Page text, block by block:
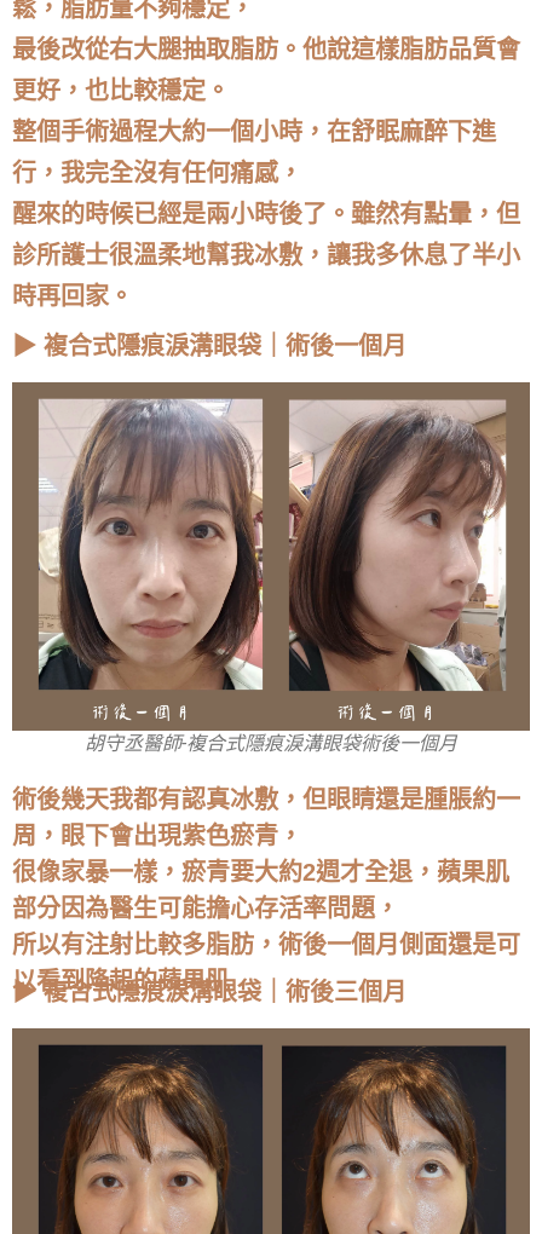
鬆，脂肪量不夠穩定，
最後改從右大腿抽取脂肪。他說這樣脂肪品質會
更好，也比較穩定。
整個手術過程大約一個小時，在舒眠麻醉下進
行，我完全沒有任何痛感，
醒來的時候已經是兩小時後了。雖然有點暈，但
診所護士很溫柔地幫我冰敷，讓我多休息了半小
時再回家。
▶ 複合式隱痕淚溝眼袋｜術後一個月
胡守丞醫師-複合式隱痕淚溝眼袋術後一個月
術後幾天我都有認真冰敷，但眼睛還是腫脹約一
周，眼下會出現紫色瘀青，
很像家暴一樣，瘀青要大約2週才全退，蘋果肌
部分因為醫生可能擔心存活率問題，
所以有注射比較多脂肪，術後一個月側面還是可
以看到隆起的蘋果肌
▶ 複合式隱痕淚溝眼袋｜術後三個月